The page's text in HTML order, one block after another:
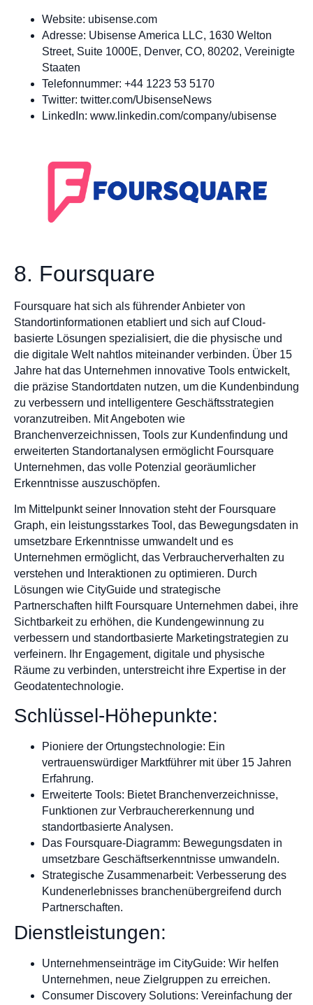
Website: ubisense.com
Adresse: Ubisense America LLC, 1630 Welton
Street, Suite 1000E, Denver, CO, 80202, Vereinigte
Staaten
Telefonnummer: +44 1223 53 5170
Twitter: twitter.com/UbisenseNews
LinkedIn: www.linkedin.com/company/ubisense
8. Foursquare
Foursquare hat sich als führender Anbieter von
Standortinformationen etabliert und sich auf Cloud-
basierte Lösungen spezialisiert, die die physische und
die digitale Welt nahtlos miteinander verbinden. Über 15
Jahre hat das Unternehmen innovative Tools entwickelt,
die präzise Standortdaten nutzen, um die Kundenbindung
zu verbessern und intelligentere Geschäftsstrategien
voranzutreiben. Mit Angeboten wie
Branchenverzeichnissen, Tools zur Kundenfindung und
erweiterten Standortanalysen ermöglicht Foursquare
Unternehmen, das volle Potenzial georäumlicher
Erkenntnisse auszuschöpfen.
Im Mittelpunkt seiner Innovation steht der Foursquare
Graph, ein leistungsstarkes Tool, das Bewegungsdaten in
umsetzbare Erkenntnisse umwandelt und es
Unternehmen ermöglicht, das Verbraucherverhalten zu
verstehen und Interaktionen zu optimieren. Durch
Lösungen wie CityGuide und strategische
Partnerschaften hilft Foursquare Unternehmen dabei, ihre
Sichtbarkeit zu erhöhen, die Kundengewinnung zu
verbessern und standortbasierte Marketingstrategien zu
verfeinern. Ihr Engagement, digitale und physische
Räume zu verbinden, unterstreicht ihre Expertise in der
Geodatentechnologie.
Schlüssel-Höhepunkte:
Pioniere der Ortungstechnologie: Ein
vertrauenswürdiger Marktführer mit über 15 Jahren
Erfahrung.
Erweiterte Tools: Bietet Branchenverzeichnisse,
Funktionen zur Verbrauchererkennung und
standortbasierte Analysen.
Das Foursquare-Diagramm: Bewegungsdaten in
umsetzbare Geschäftserkenntnisse umwandeln.
Strategische Zusammenarbeit: Verbesserung des
Kundenerlebnisses branchenübergreifend durch
Partnerschaften.
Dienstleistungen:
Unternehmenseinträge im CityGuide: Wir helfen
Unternehmen, neue Zielgruppen zu erreichen.
Consumer Discovery Solutions: Vereinfachung der